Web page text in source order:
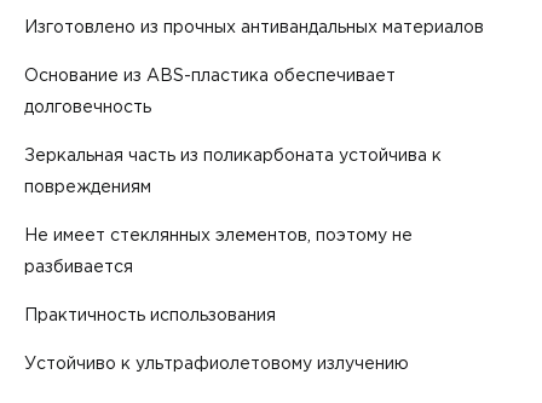
Изготовлено из прочных антивандальных материалов
Основание из ABS-пластика обеспечивает
долговечность
Зеркальная часть из поликарбоната устойчива к
повреждениям
Не имеет стеклянных элементов, поэтому не
разбивается
Практичность использования
Устойчиво к ультрафиолетовому излучению